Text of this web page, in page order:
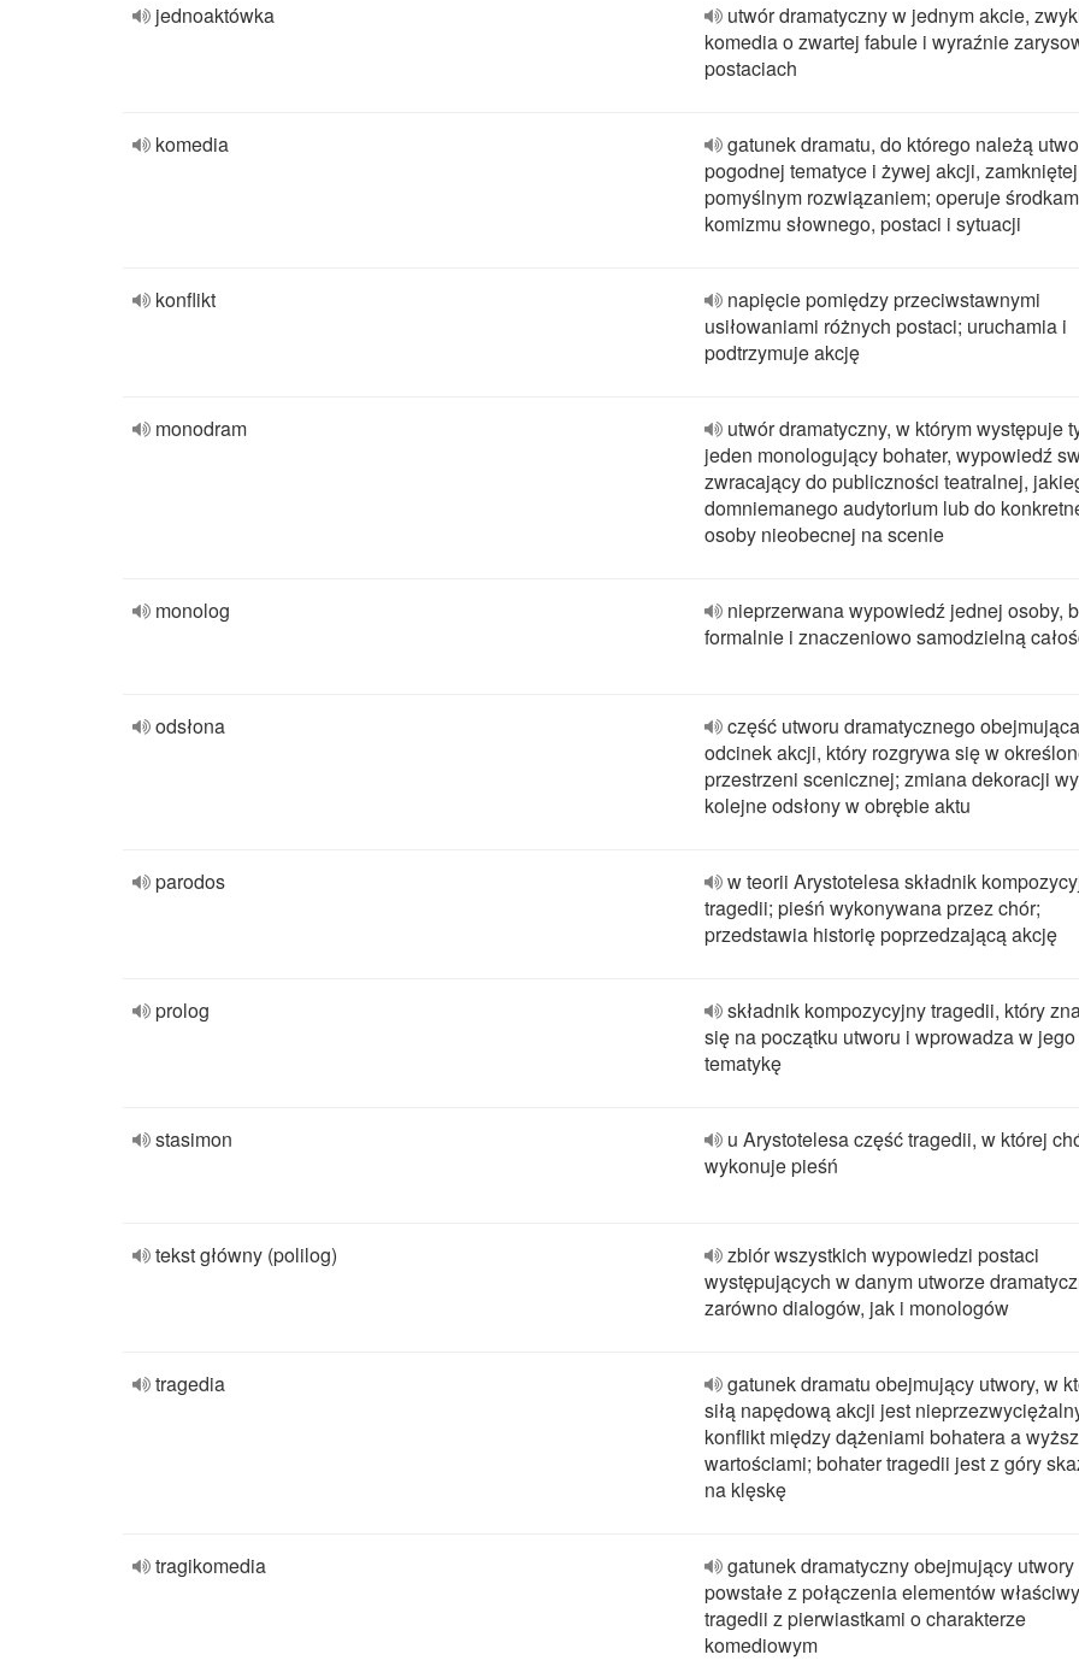
jednoaktówka
utwór dramatyczny w jednym akcie,
komedia o zwartej fabule i wyraźnie
postaciach
komedia
gatunek dramatu, do którego należą
pogodnej tematyce i żywej akcji, zamkniętej
pomyślnym rozwiązaniem; operuje
komizmu słownego, postaci i sytuacji
konflikt
napięcie pomiędzy przeciwstawnymi
usiłowaniami różnych postaci; uruchamia i
podtrzymuje akcję
monodram
utwór dramatyczny, w którym występuje
jeden monologujący bohater, wypowiedź
zwracający do publiczności teatralnej,
domniemanego audytorium lub do
osoby nieobecnej na scenie
monolog
nieprzerwana wypowiedź jednej osoby,
formalnie i znaczeniowo samodzielną
odsłona
część utworu dramatycznego
odcinek akcji, który rozgrywa się w
przestrzeni scenicznej; zmiana dekoracji
kolejne odsłony w obrębie aktu
parodos
w teorii Arystotelesa składnik
tragedii; pieśń wykonywana przez chór;
przedstawia historię poprzedzającą akcję
prolog
składnik kompozycyjny tragedii, który
się na początku utworu i wprowadza w jego
tematykę
stasimon
u Arystotelesa część tragedii, w której
wykonuje pieśń
tekst główny (polilog)
zbiór wszystkich wypowiedzi postaci
występujących w danym utworze
zarówno dialogów, jak i monologów
tragedia
gatunek dramatu obejmujący utwory, w
siłą napędową akcji jest
konflikt między dążeniami bohatera a
wartościami; bohater tragedii jest z góry
na klęskę
tragikomedia
gatunek dramatyczny obejmujący utwory
powstałe z połączenia elementów
tragedii z pierwiastkami o charakterze
komediowym